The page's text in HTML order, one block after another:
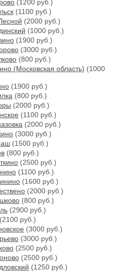
(1200 руб.)
(1100 руб.)
(2000 руб.)
(1000 руб.)
(1900 руб.)
(3000 руб.)
(800 руб.)
(Московская область) (1000
(1900 руб.)
(800 руб.)
(2000 руб.)
(1100 руб.)
(2000 руб.)
(3000 руб.)
(1500 руб.)
(800 руб.)
(2500 руб.)
(1100 руб.)
(1600 руб.)
(2000 руб.)
(800 руб.)
(2900 руб.)
(2100 руб.)
(3000 руб.)
(3000 руб.)
(2500 руб.)
(2500 руб.)
(1250 руб.)